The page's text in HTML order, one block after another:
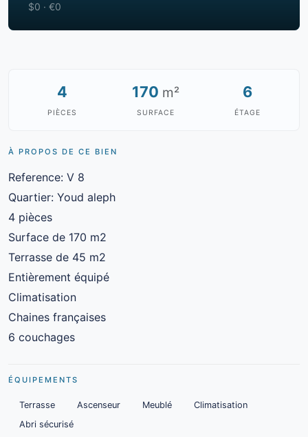
$0 · €0
4
PIÈCES
170 m²
SURFACE
6
ÉTAGE
À PROPOS DE CE BIEN
Reference: V 8
Quartier: Youd aleph
4 pièces
Surface de 170 m2
Terrasse de 45 m2
Entièrement équipé
Climatisation
Chaines françaises
6 couchages
ÉQUIPEMENTS
Terrasse Ascenseur Meublé
Climatisation
Abri sécurisé